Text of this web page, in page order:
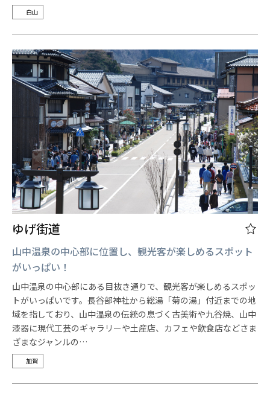
白山
ゆげ街道
山中温泉の中心部に位置し、観光客が楽しめるスポット
がいっぱい！
山中温泉の中心部にある目抜き通りで、観光客が楽しめるスポッ
トがいっぱいです。長谷部神社から総湯「菊の湯」付近までの地
域を指しており、山中温泉の伝統の息づく古美術や九谷焼、山中
漆器に現代工芸のギャラリーや土産店、カフェや飲食店などさま
ざまなジャンルの…
加賀